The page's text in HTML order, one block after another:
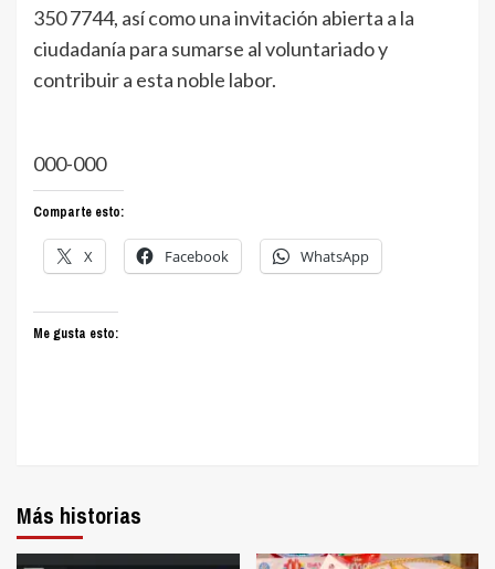
350 7744, así como una invitación abierta a la
ciudadanía para sumarse al voluntariado y
contribuir a esta noble labor.
000-000
Comparte esto:
X Facebook WhatsApp
Me gusta esto:
Más historias